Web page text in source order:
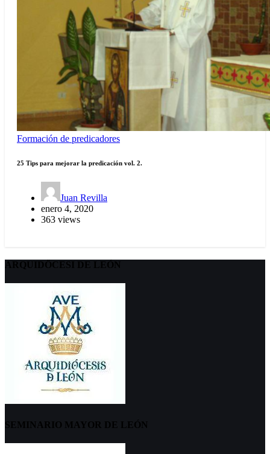
Formación de predicadores
25 Tips para mejorar la predicación vol. 2.
Juan Revilla
enero 4, 2020
363 views
ARQUIDÖCESI DE LEÓN
SEMINARIO MAYOR DE LEÓN